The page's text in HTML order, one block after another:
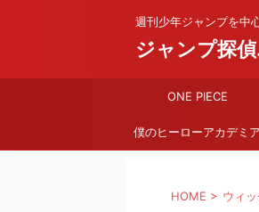
週刊少年ジャンプを中
ジャンプ探
ONE PIECE
僕のヒーローアカデミア
HOME > ウィ